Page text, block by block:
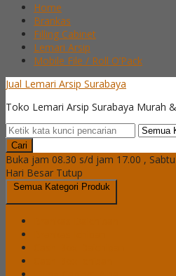
Home
Brankas
Filling Cabinet
Lemari Arsip
Mobile File / Roll O’Pack
Jual Lemari Arsip Surabaya
Toko Lemari Arsip Surabaya Murah
Cari
Buka jam 08.30 s/d jam 17.00 ,
Hari Besar Tutup
Semua Kategori Produk